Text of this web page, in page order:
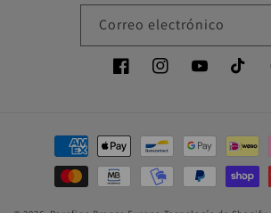
Correo electrónico
FacebookInstagramYouTubeTikTok
Formas
pago